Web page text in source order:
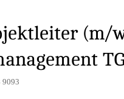
(m/
9093